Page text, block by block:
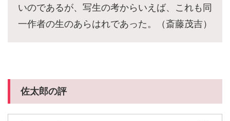
いのであるが、写生の考からいえば、これも同
一作者の生のあらはれであった。（斎藤茂吉）
佐太郎の評